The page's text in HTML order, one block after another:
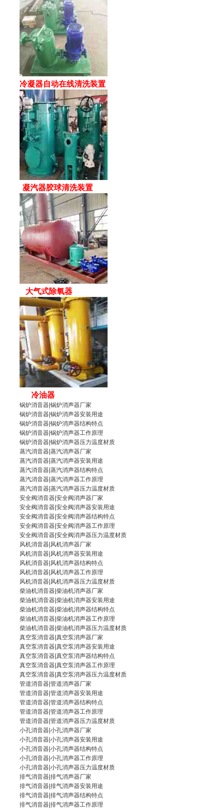
冷凝器自动在线清洗装置
凝汽器胶球清洗装置
大气式除氧器
冷油器
锅炉消音器 锅炉消声器厂家
锅炉消音器|锅炉消声器安装用途
锅炉消音器 |锅炉消声器结构特点
锅炉消音器| 锅炉消声器工作原理
锅炉消音器|锅炉消声器压力温度材质
蒸汽消音器 蒸汽消声器厂家
蒸汽消音器|蒸汽消声器安装用途
蒸汽消音器| 蒸汽消声器结构特点
蒸汽消音器|蒸汽消声器工作原理
蒸汽消音器| 蒸汽消声器压力温度材质
安全阀消音器| 安全阀消声器厂家
安全阀消音器|安全阀消声器安装用途
安全阀消音器 安全阀消声器结构特点
安全阀消音器|安全阀消声器工作原理
安全阀消音器|安全阀消声器压力温度材质
风机消音器| 风机消声器厂家
风机消音器|风机消声器安装用途
风机消音器 |风机消声器结构特点
风机消音器|风机消声器工作原理
风机消音器|风机消声器压力温度材质
柴油机消音器| 柴油机消声器厂家
柴油机消音器|柴油机消声器安装用途
柴油机消音器|柴油机消声器结构特点
柴油机消音器 |柴油机消声器工作原理
柴油机消音器|柴油机消声器压力温度材质
真空泵消音器| 真空泵消声器厂家
真空泵消音器| 真空泵消声器安装用途
真空泵消音器|真空泵消声器结构特点
真空泵消音器|真空泵消声器工作原理
真空泵消音器| 真空泵消声器压力温度材质
管道消音器| 管道消声器厂家
管道消音器|管道消声器安装用途
管道消音器 |管道消声器结构特点
管道消音器|管道消声器工作原理
管道消音器|管道消声器压力温度材质
小孔消音器| 小孔消声器厂家
小孔消音器|小孔消声器安装用途
小孔消音器|小孔消声器结构特点
小孔消音器 |小孔消声器工作原理
小孔消音器|小孔消声器压力温度材质
排气消音器| 排气消声器厂家
排气消音器|排气消声器安装用途
排气消音器|排气消声器结构特点
排气消音器 |排气消声器工作原理